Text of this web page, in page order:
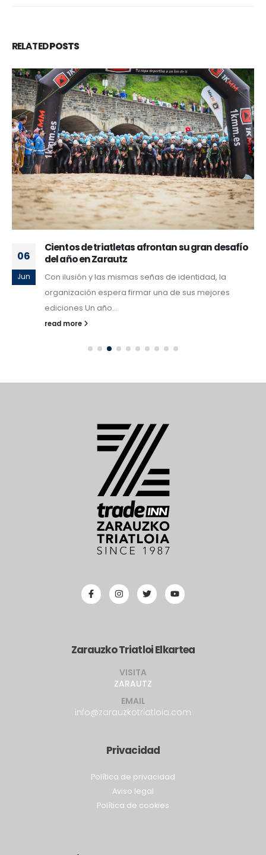
RELATEDPOSTS
06
Jun
Cientos de triatletas afrontan su gran desafío
del año en Zarautz
Con ilusión y las mismas señas de identidad, la
organización espera firmar una de sus mejores
ediciones Un año...
read more
Zarauzko Triatloi Elkartea
VISITA
ZARAUTZ
EMAIL
info@zarauzkotriatloia.com
Privacidad
Política de privacidad
Aviso legal
Política de cookies